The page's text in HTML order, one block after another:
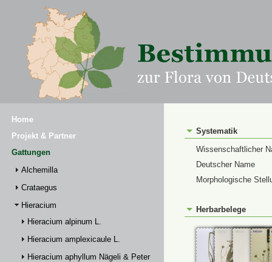
Home
Projekt & Partner
Gattungen
Alchemilla
Crataegus
Hieracium
Hieracium alpinum L.
Hieracium amplexicaule L.
Hieracium aphyllum Nägeli & Peter
Systematik
Wissenschaftlicher
Deutscher Name
Morphologische
Herbarbelege